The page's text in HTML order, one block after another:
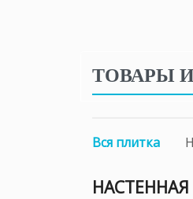
ТОВАРЫ
Вся плитка